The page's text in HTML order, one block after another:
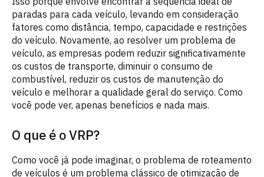
paradas para cada veículo, levando em consideração
fatores como distância, tempo, capacidade e restrições
do veículo. Novamente, ao resolver um problema de
veículo, as empresas podem reduzir significativamente
os custos de transporte, diminuir o consumo de
combustível, reduzir os custos de manutenção do
veículo e melhorar a qualidade geral do serviço. Como
você pode ver, apenas benefícios e nada mais.
O que é o VRP?
Como você já pode imaginar, o problema de roteamento
de veículos é um problema clássico de otimização de